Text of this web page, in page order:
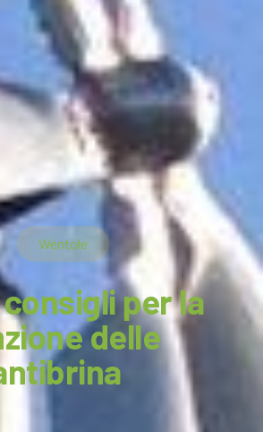
Wentole
per la
delle